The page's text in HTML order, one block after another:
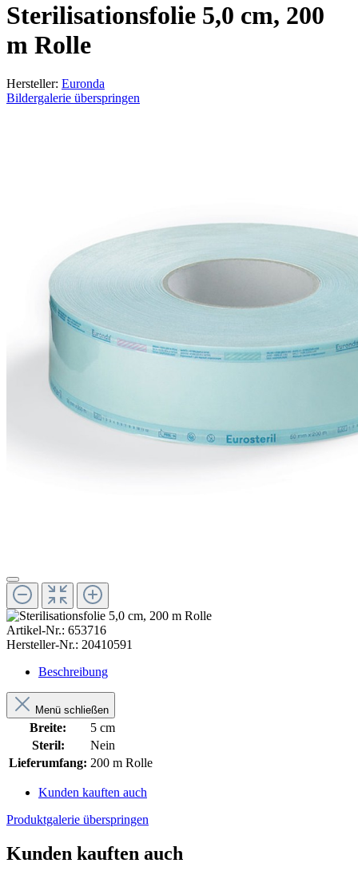
Sterilisationsfolie 5,0 cm, 200
m Rolle
Hersteller: Euronda
Bildergalerie überspringen
Artikel-Nr.: 653716
Hersteller-Nr.: 20410591
Beschreibung
Menü schließen
Breite:
5 cm
Steril:
Nein
Lieferumfang: 200 m Rolle
Kunden kauften auch
Produktgalerie überspringen
Kunden kauften auch